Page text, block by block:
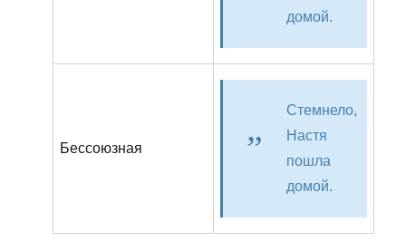
домой.
Бессоюзная
Стемнело,
Настя
пошла
домой.